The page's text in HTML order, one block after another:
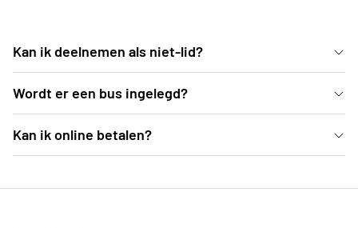
Kan ik deelnemen als niet-lid?
test
Wordt er een bus ingelegd?
test
Kan ik online betalen?